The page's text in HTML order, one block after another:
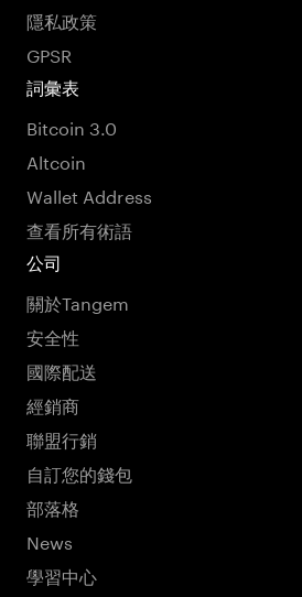
隱私政策
GPSR
詞彙表
Bitcoin 3.0
Altcoin
Wallet Address
查看所有術語
公司
關於Tangem
安全性
國際配送
經銷商
聯盟行銷
自訂您的錢包
部落格
News
學習中心